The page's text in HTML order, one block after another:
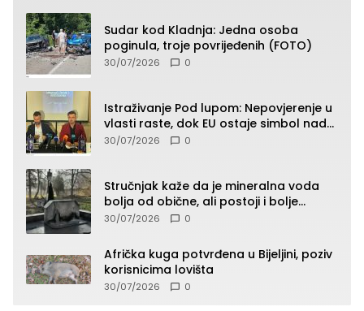
Sudar kod Kladnja: Jedna osoba
poginula, troje povrijeđenih (FOTO)
30/07/2026 0
Istraživanje Pod lupom: Nepovjerenje u
vlasti raste, dok EU ostaje simbol nade
građana
30/07/2026 0
Stručnjak kaže da je mineralna voda
bolja od obične, ali postoji i bolje
rješenje
30/07/2026 0
Afrička kuga potvrđena u Bijeljini, poziv
korisnicima lovišta
30/07/2026 0